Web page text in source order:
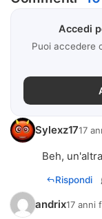
Accedi
Puoi accedere
Sylexz1717
Beh,
Rispondi
andrix17 anni